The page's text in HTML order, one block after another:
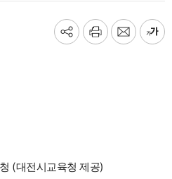
기
프
메
글
(대전시교육청 제공)